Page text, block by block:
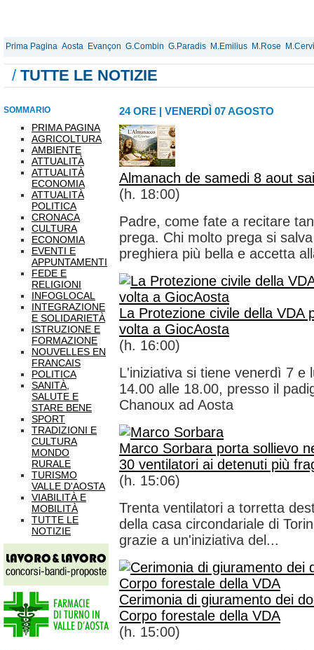
Prima Pagina Aosta Evançon G.Combin G.Paradis M.Emilius M.Rose
/ TUTTE LE NOTIZIE
SOMMARIO
PRIMA PAGINA
AGRICOLTURA
AMBIENTE
ATTUALITÀ
ATTUALITÀ
ECONOMIA
ATTUALITÀ
POLITICA
CRONACA
CULTURA
ECONOMIA
EVENTI E
APPUNTAMENTI
FEDE E
RELIGIONI
INFOGLOCAL
INTEGRAZIONE
E SOLIDARIETÀ
ISTRUZIONE E
FORMAZIONE
NOUVELLES EN
FRANCAIS
POLITICA
SANITÀ,
SALUTE E
STARE BENE
SPORT
TRADIZIONI E
CULTURA
MONDO
RURALE
TURISMO
VALLE D'AOSTA
VIABILITÀ E
MOBILITÀ
TUTTE LE
NOTIZIE
24 ORE | VENERDÌ 07 AGOSTO
Almanach de samedi 8 aout
(h. 18:00)
Padre, come fate a recitare
prega. Chi molto prega si
preghiera più bella e accetta
La Protezione civile della VDA
volta a GiocAosta
(h. 16:00)
L'iniziativa si tiene venerdì 7 e
14.00 alle 18.00, presso il
Chanoux ad Aosta
Marco Sorbara porta sollievo
30 ventilatori ai detenuti più
(h. 15:06)
Trenta ventilatori a torretta
della casa circondariale di
grazie a un'iniziativa del...
Cerimonia di giuramento dei
Corpo forestale della VDA
(h. 15:00)